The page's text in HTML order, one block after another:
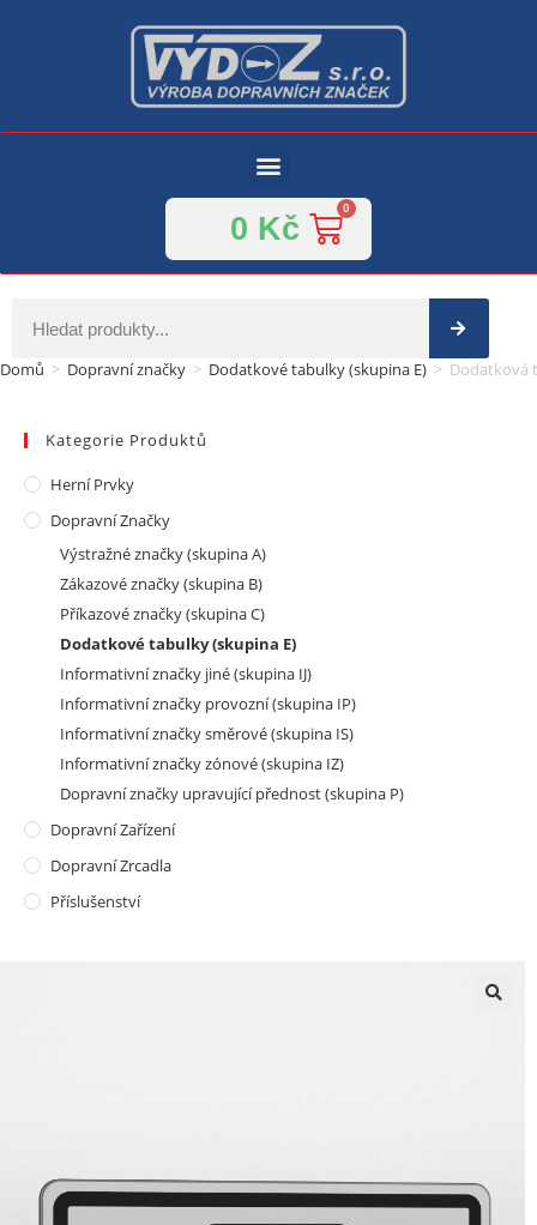
0 Kč
Domů > Dopravní značky > Dodatkové tabulky (skupina E) > Dodatková
Kategorie Produktů
Herní Prvky
Dopravní Značky
Výstražné značky (skupina A)
Zákazové značky (skupina B)
Příkazové značky (skupina C)
Dodatkové tabulky (skupina E)
Informativní značky jiné (skupina IJ)
Informativní značky provozní (skupina IP)
Informativní značky směrové (skupina IS)
Informativní značky zónové (skupina IZ)
Dopravní značky upravující přednost (skupina P)
Dopravní Zařízení
Dopravní Zrcadla
Příslušenství